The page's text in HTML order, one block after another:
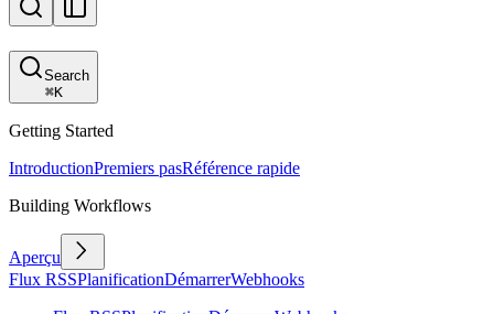
Search
⌘K
Getting Started
IntroductionPremiers pasRéférence rapide
Building Workflows
Aperçu
Flux RSSPlanificationDémarrerWebhooks